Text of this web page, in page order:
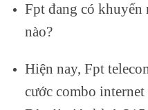
Fpt đang có
nào?
Hiện nay, Fpt
cước combo